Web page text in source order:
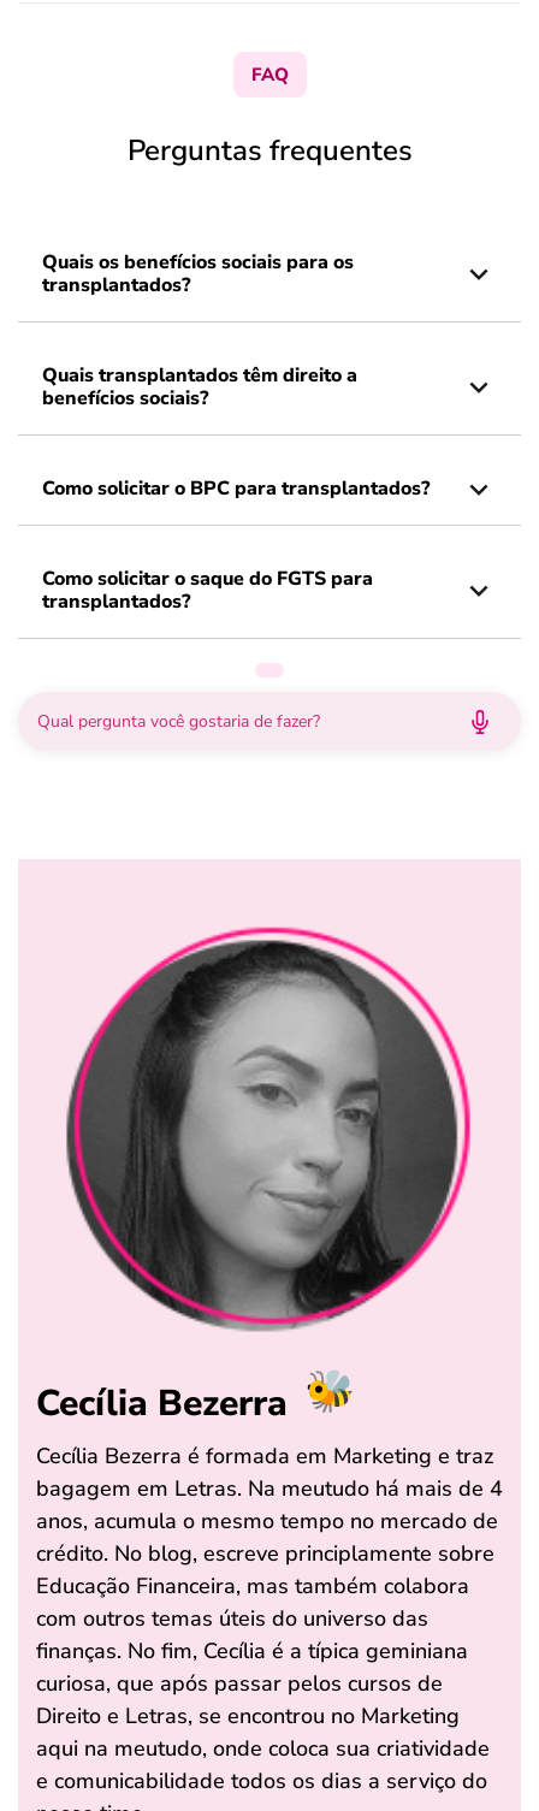
FAQ
Perguntas frequentes
Quais os benefícios sociais para os
transplantados?
Quais transplantados têm direito a
benefícios sociais?
Como solicitar o BPC para transplantados?
Como solicitar o saque do FGTS para
transplantados?
Cecília Bezerra
Cecília Bezerra é formada em Marketing e traz
bagagem em Letras. Na meutudo há mais de 4
anos, acumula o mesmo tempo no mercado de
crédito. No blog, escreve principlamente sobre
Educação Financeira, mas também colabora
com outros temas úteis do universo das
finanças. No fim, Cecília é a típica geminiana
curiosa, que após passar pelos cursos de
Direito e Letras, se encontrou no Marketing
aqui na meutudo, onde coloca sua criatividade
e comunicabilidade todos os dias a serviço do